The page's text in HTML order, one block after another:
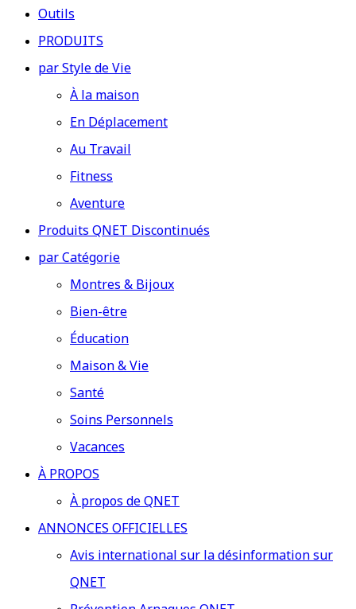
Outils
PRODUITS
par Style de Vie
À la maison
En Déplacement
Au Travail
Fitness
Aventure
Produits QNET Discontinués
par Catégorie
Montres & Bijoux
Bien-être
Éducation
Maison & Vie
Santé
Soins Personnels
Vacances
À PROPOS
À propos de QNET
ANNONCES OFFICIELLES
Avis international sur la désinformation sur
QNET